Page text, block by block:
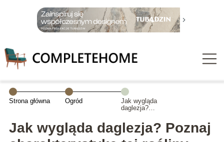
Strona główna Ogród
Jak wygląda
daglezja?
charakterystykę
tej rośliny
Jak wygląda daglezja? Poznaj